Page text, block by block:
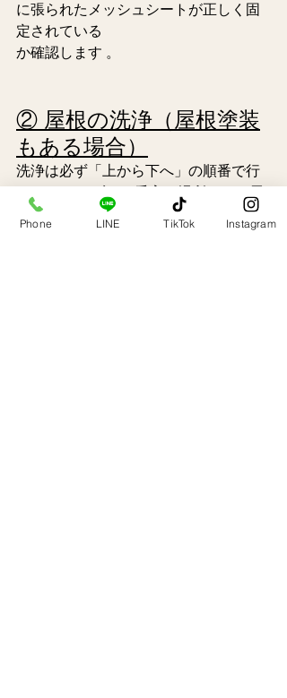
に張られたメッシュシートが正しく固
定されている
か確認します 。
② 屋根の洗浄（屋根塗装
もある場合）
洗浄は必ず「上から下へ」の順番で行
います 。まずは一番高い場所にある屋
根からスタートし、長年の苔や泥汚れ
Phone LINE TikTok Instagram